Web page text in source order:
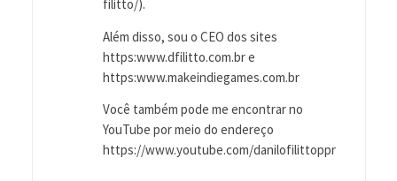
filitto/).
Além disso, sou o CEO dos sites
https:www.dfilitto.com.br e
https:www.makeindiegames.com.br
Você também pode me encontrar no
YouTube por meio do endereço
https://www.youtube.com/danilofilittoppr